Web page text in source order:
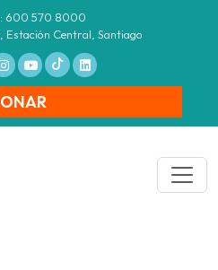
600 570 8000
Estación Central, Santiago